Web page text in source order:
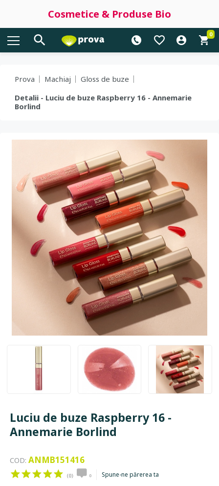
Cosmetice & Produse Bio
0
Prova Machiaj
Gloss de buze
Detalii - Luciu de buze Raspberry 16 - Annemarie
Borlind
Luciu de buze Raspberry 16 -
Annemarie Borlind
COD: ANMB151416
(0) 0 Spune-ne părerea ta